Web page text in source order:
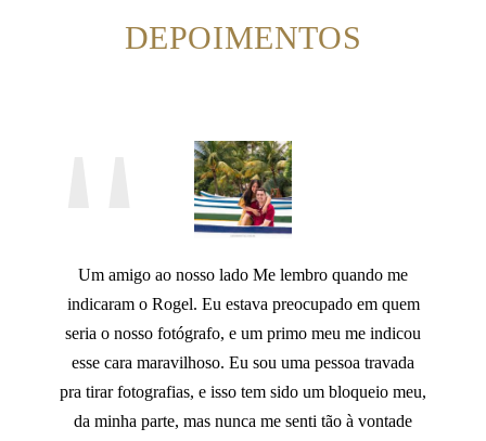
DEPOIMENTOS
Um amigo ao nosso lado Me lembro quando me
indicaram o Rogel. Eu estava preocupado em quem
seria o nosso fotógrafo, e um primo meu me indicou
esse cara maravilhoso. Eu sou uma pessoa travada
pra tirar fotografias, e isso tem sido um bloqueio meu,
da minha parte, mas nunca me senti tão à vontade